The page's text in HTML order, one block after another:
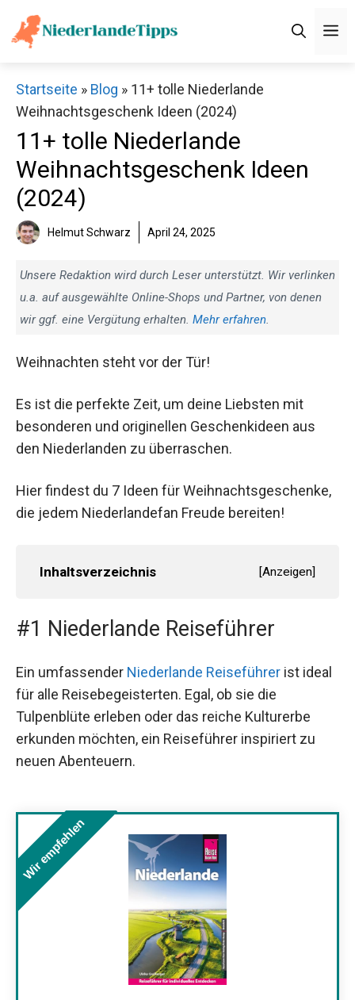
Inhalt
Startseite » Blog » 11+ tolle Niederlande
Weihnachtsgeschenk Ideen (2024)
11+ tolle Niederlande
Weihnachtsgeschenk Ideen
(2024)
Helmut Schwarz April 24, 2025
Unsere Redaktion wird durch Leser unterstützt. Wir verlinken
u.a. auf ausgewählte Online-Shops und Partner, von denen
wir ggf. eine Vergütung erhalten. Mehr erfahren.
Weihnachten steht vor der Tür!
Es ist die perfekte Zeit, um deine Liebsten mit
besonderen und originellen Geschenkideen aus
den Niederlanden zu überraschen.
Hier findest du 7 Ideen für Weihnachtsgeschenke,
die jedem Niederlandefan Freude bereiten!
Inhaltsverzeichnis [Anzeigen]
#1 Niederlande Reiseführer
Ein umfassender Niederlande Reiseführer ist ideal
für alle Reisebegeisterten. Egal, ob sie die
Tulpenblüte erleben oder das reiche Kulturerbe
erkunden möchten, ein Reiseführer inspiriert zu
neuen Abenteuern.
Wir empfehlen